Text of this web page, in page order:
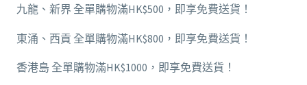
九龍、新界 全單購物滿HK$500，即享免費送貨！
東涌、西貢 全單購物滿HK$800，即享免費送貨！
香港島 全單購物滿HK$1000，即享免費送貨！